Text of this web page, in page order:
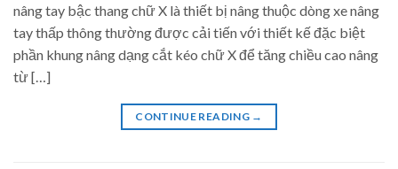
nâng tay bậc thang chữ X là thiết bị nâng thuộc dòng xe nâng
tay thấp thông thường được cải tiến với thiết kế đặc biệt
phần khung nâng dạng cắt kéo chữ X để tăng chiều cao nâng
từ […]
CONTINUE READING →